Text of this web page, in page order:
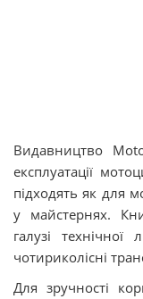
Видавництво
експлуатації
підходять як для
у майстернях.
галузі технічної
чотириколісні
Для зручності